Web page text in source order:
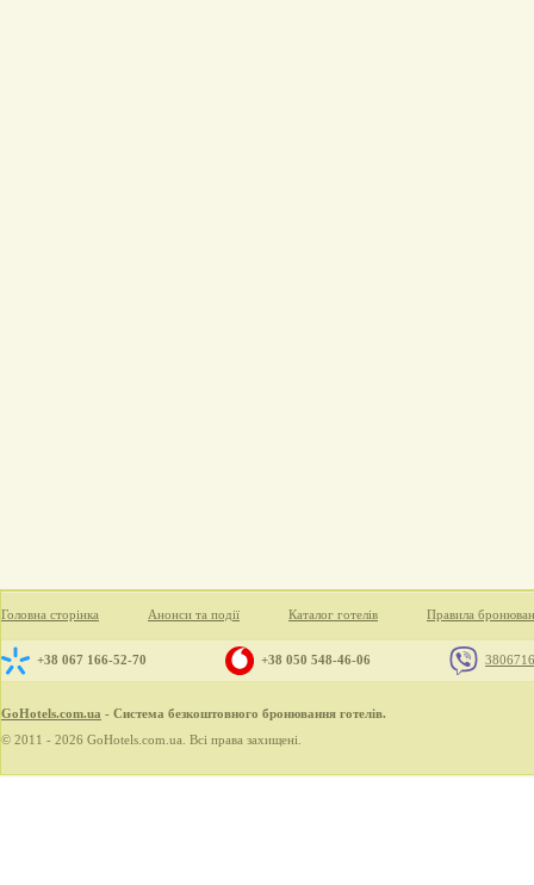
Головна сторінка Анонси та події Каталог готелів Правила
+38 067 166-52-70 +38 050 548-46-06
GoHotels.com.ua - Система безкоштовного бронювання готелів.
© 2011 - 2026 GoHotels.com.ua. Всі права захищені.